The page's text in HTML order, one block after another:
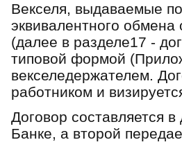
Векселя, выдаваемые
эквивалентного
(далее в разделе17 -
типовой формой
векселедержателем.
работником и
Договор составляется
Банке, а второй